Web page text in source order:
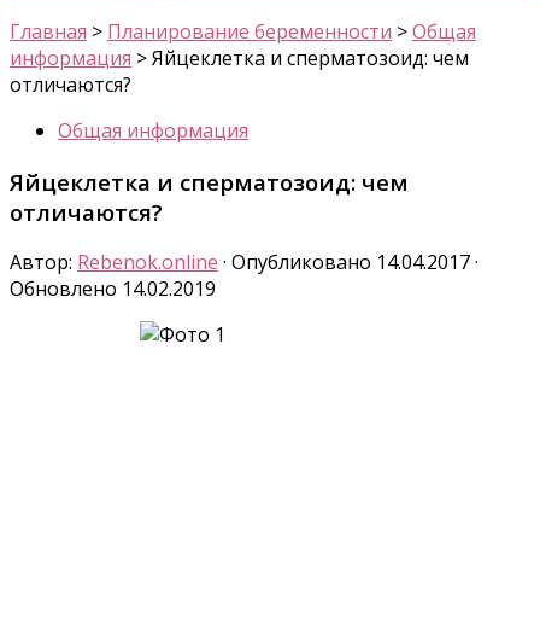
Главная > Планирование беременности >Общая
информация >Яйцеклетка и сперматозоид: чем
отличаются?
Общая информация
Яйцеклетка и сперматозоид: чем
отличаются?
Автор: Rebenok.online · Опубликовано 14.04.2017·
Обновлено 14.02.2019